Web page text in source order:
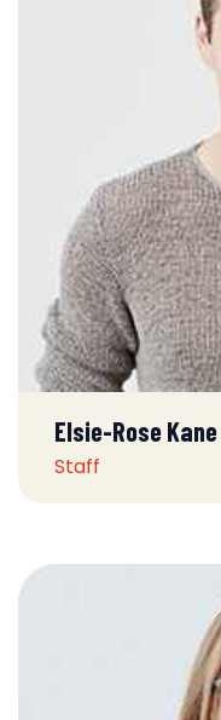
Elsie-Rose Kane
Staff